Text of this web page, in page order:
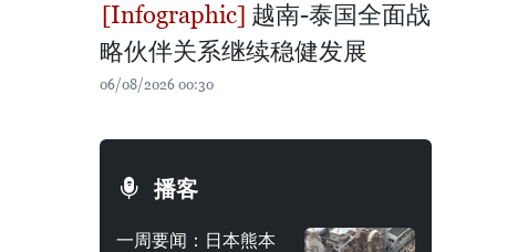
越南-泰国全面战
略伙伴关系继续稳健发展
06/08/2026 00:30
播客
一周要闻：日本熊本